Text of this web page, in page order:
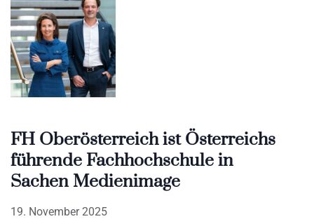
FH Oberösterreich ist Österreichs
führende Fachhochschule in
Sachen Medienimage
19. November 2025